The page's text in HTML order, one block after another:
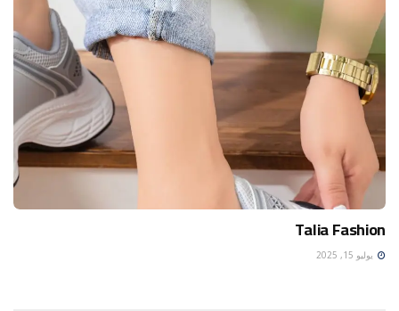
Talia Fashion
يوليو 15, 2025